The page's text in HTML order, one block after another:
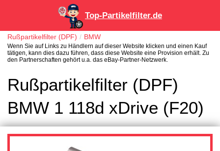
Top-Partikelfilter.de
Rußpartikelfilter (DPF) BMW
Wenn Sie auf Links zu Händlern auf dieser Website klicken und einen Kauf
tätigen, kann dies dazu führen, dass diese Website eine Provision erhält. Zu
den Partnerschaften gehört u.a. das eBay-Partner-Netzwerk.
Rußpartikelfilter (DPF)
BMW 1 118d xDrive (F20)